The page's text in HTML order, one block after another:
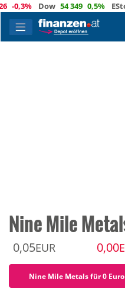
Dow 54 349 0,5%
Nine Mile
0,05EUR 0,00
Nine Mile Metals für 0